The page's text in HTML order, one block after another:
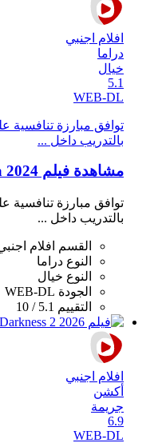
افلام اجنبي
دراما
خيال
5.1
WEB-DL
توافق مبارزة تنافسية
بالتدريب داخل ...
مشاهدة فيلم Balestra 2024 مترجم
توافق مبارزة تنافسية
بالتدريب داخل ...
القسم
افلام
النوع دراما
النوع خيال
الجودة WEB-DL
التقييم 5.1 / 10
افلام اجنبي
أكشن
جريمة
6.9
WEB-DL